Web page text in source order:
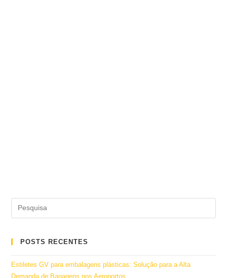
POSTS RECENTES
Estiletes GV para embalagens plásticas: Solução para a Alta
Demanda de Bagagens nos Aeroportos